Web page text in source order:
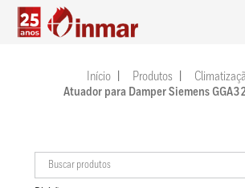
Início Produtos
Atuador para Damper Siemens